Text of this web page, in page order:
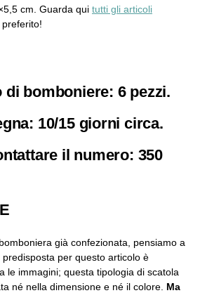
cm. Guarda qui tutti gli articoli
bomboniere: 6 pezzi.
10/15 giorni circa.
il numero: 350
già confezionata, pensiamo a
per questo articolo è
le immagini; questa tipologia di scatola
né nella dimensione e né il colore. Ma